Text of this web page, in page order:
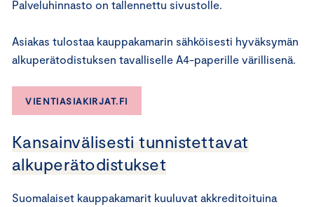
Palveluhinnasto on tallennettu sivustolle.
Asiakas tulostaa kauppakamarin sähköisesti hyväksymän
alkuperätodistuksen tavalliselle A4-paperille värillisenä.
VIENTIASIAKIRJAT.FI
Kansainvälisesti tunnistettavat
alkuperätodistukset
Suomalaiset kauppakamarit kuuluvat akkreditoituina